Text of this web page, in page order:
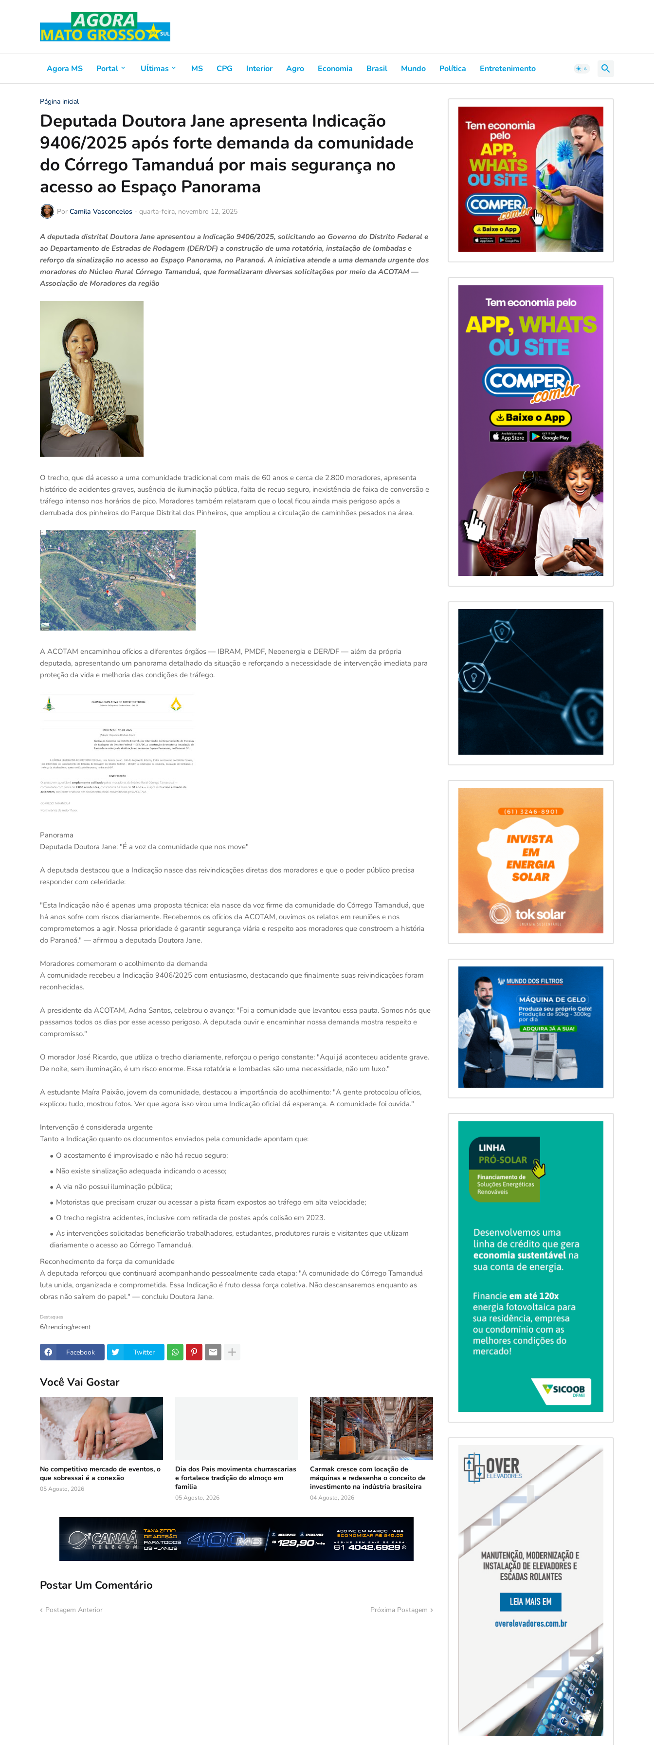
Agora MS Portal Uĺtimas MS CPG Interior Agro Economia Brasil Mundo Política Entretenimento
Página inicial
Deputada Doutora Jane apresenta Indicação
9406/2025 após forte demanda da comunidade
do Córrego Tamanduá por mais segurança no
acesso ao Espaço Panorama
Por Camila Vasconcelos - quarta-feira, novembro 12, 2025
A deputada distrital Doutora Jane apresentou a Indicação 9406/2025, solicitando ao Governo do Distrito Federal e
ao Departamento de Estradas de Rodagem (DER/DF) a construção de uma rotatória, instalação de lombadas e
reforço da sinalização no acesso ao Espaço Panorama, no Paranoá. A iniciativa atende a uma demanda urgente dos
moradores do Núcleo Rural Córrego Tamanduá, que formalizaram diversas solicitações por meio da ACOTAM —
Associação de Moradores da região
O trecho, que dá acesso a uma comunidade tradicional com mais de 60 anos e cerca de 2.800 moradores, apresenta
histórico de acidentes graves, ausência de iluminação pública, falta de recuo seguro, inexistência de faixa de conversão e
tráfego intenso nos horários de pico. Moradores também relataram que o local ficou ainda mais perigoso após a
derrubada dos pinheiros do Parque Distrital dos Pinheiros, que ampliou a circulação de caminhões pesados na área.
A ACOTAM encaminhou ofícios a diferentes órgãos — IBRAM, PMDF, Neoenergia e DER/DF — além da própria
deputada, apresentando um panorama detalhado da situação e reforçando a necessidade de intervenção imediata para
proteção da vida e melhoria das condições de tráfego.
Panorama
Deputada Doutora Jane: "É a voz da comunidade que nos move"
A deputada destacou que a Indicação nasce das reivindicações diretas dos moradores e que o poder público precisa
responder com celeridade:
"Esta Indicação não é apenas uma proposta técnica: ela nasce da voz firme da comunidade do Córrego Tamanduá, que
há anos sofre com riscos diariamente. Recebemos os ofícios da ACOTAM, ouvimos os relatos em reuniões e nos
comprometemos a agir. Nossa prioridade é garantir segurança viária e respeito aos moradores que constroem a história
do Paranoá." — afirmou a deputada Doutora Jane.
Moradores comemoram o acolhimento da demanda
A comunidade recebeu a Indicação 9406/2025 com entusiasmo, destacando que finalmente suas reivindicações foram
reconhecidas.
A presidente da ACOTAM, Adna Santos, celebrou o avanço: "Foi a comunidade que levantou essa pauta. Somos nós que
passamos todos os dias por esse acesso perigoso. A deputada ouvir e encaminhar nossa demanda mostra respeito e
compromisso."
O morador José Ricardo, que utiliza o trecho diariamente, reforçou o perigo constante: "Aqui já aconteceu acidente grave.
De noite, sem iluminação, é um risco enorme. Essa rotatória e lombadas são uma necessidade, não um luxo."
A estudante Maíra Paixão, jovem da comunidade, destacou a importância do acolhimento: "A gente protocolou ofícios,
explicou tudo, mostrou fotos. Ver que agora isso virou uma Indicação oficial dá esperança. A comunidade foi ouvida."
Intervenção é considerada urgente
Tanto a Indicação quanto os documentos enviados pela comunidade apontam que:
O acostamento é improvisado e não há recuo seguro;
Não existe sinalização adequada indicando o acesso;
A via não possui iluminação pública;
Motoristas que precisam cruzar ou acessar a pista ficam expostos ao tráfego em alta velocidade;
O trecho registra acidentes, inclusive com retirada de postes após colisão em 2023.
As intervenções solicitadas beneficiarão trabalhadores, estudantes, produtores rurais e visitantes que utilizam
diariamente o acesso ao Córrego Tamanduá.
Reconhecimento da força da comunidade
A deputada reforçou que continuará acompanhando pessoalmente cada etapa: "A comunidade do Córrego Tamanduá
luta unida, organizada e comprometida. Essa Indicação é fruto dessa força coletiva. Não descansaremos enquanto as
obras não saírem do papel." — concluiu Doutora Jane.
Destaques
6/trending/recent
Facebook Twitter
Você Vai Gostar
No competitivo mercado de eventos, o
que sobressai é a conexão
05 Agosto, 2026
Dia dos Pais movimenta churrascarias
e fortalece tradição do almoço em
família
05 Agosto, 2026
Carmak cresce com locação de
máquinas e redesenha o conceito de
investimento na indústria brasileira
04 Agosto, 2026
Postar Um Comentário
Postagem Anterior Próxima Postagem